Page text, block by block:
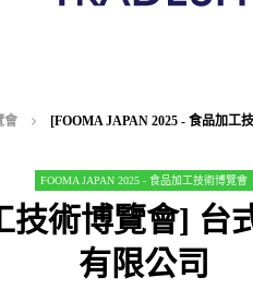
會 [FOOMA JAPAN 2025 - 食品加工
FOOMA JAPAN 2025 - 食品加工技術博覽會
技術博覽會] 台
有限公司